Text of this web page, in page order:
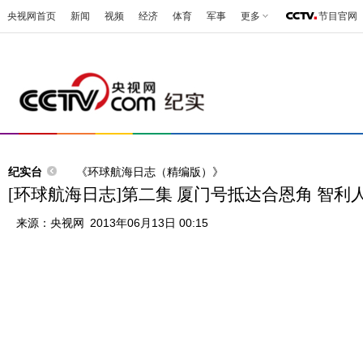
央视网首页 新闻 视频 经济 体育 军事 更多 节目官网
纪实台 《环球航海日志（精编版）》
[环球航海日志]第二集 厦门号抵达合恩角 智利
来源： 央视网 2013年06月13日 00:15